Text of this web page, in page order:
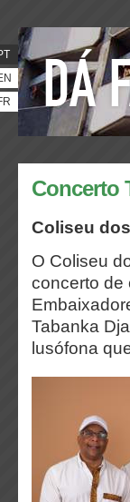
Concerto
Coliseu
O Coliseu
concerto de
Tabanka
lusófona